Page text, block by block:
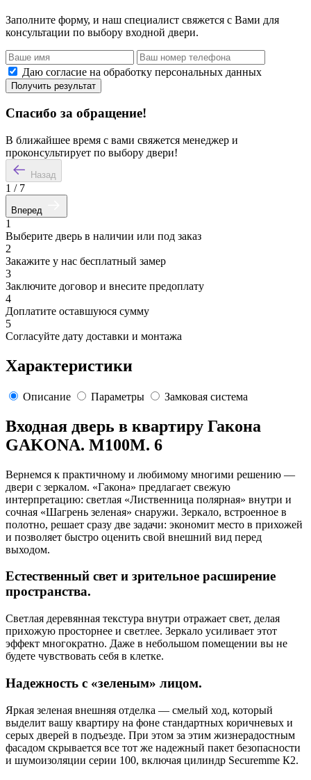
Заполните форму, и наш специалист свяжется с Вами для
консультации по выбору входной двери.
Даю согласие на обработку персональных данных
Получить результат
Спасибо за обращение!
В ближайшее время с вами свяжется менеджер и
проконсультирует по выбору двери!
Назад
1 / 7
Вперед
1
Выберите дверь в наличии или под заказ
2
Закажите у нас бесплатный замер
3
Заключите договор и внесите предоплату
4
Доплатите оставшуюся сумму
5
Согласуйте дату доставки и монтажа
Характеристики
Описание Параметры Замковая система
Входная дверь в квартиру Гакона
GAKONA. M100M. 6
Вернемся к практичному и любимому многими решению —
двери с зеркалом. «Гакона» предлагает свежую
интерпретацию: светлая «Лиственница полярная» внутри и
сочная «Шагрень зеленая» снаружи. Зеркало, встроенное в
полотно, решает сразу две задачи: экономит место в прихожей
и позволяет быстро оценить свой внешний вид перед
выходом.
Естественный свет и зрительное расширение
пространства.
Светлая деревянная текстура внутри отражает свет, делая
прихожую просторнее и светлее. Зеркало усиливает этот
эффект многократно. Даже в небольшом помещении вы не
будете чувствовать себя в клетке.
Надежность с «зеленым» лицом.
Яркая зеленая внешняя отделка — смелый ход, который
выделит вашу квартиру на фоне стандартных коричневых и
серых дверей в подъезде. При этом за этим жизнерадостным
фасадом скрывается все тот же надежный пакет безопасности
и шумоизоляции серии 100, включая цилиндр Securemme К2.